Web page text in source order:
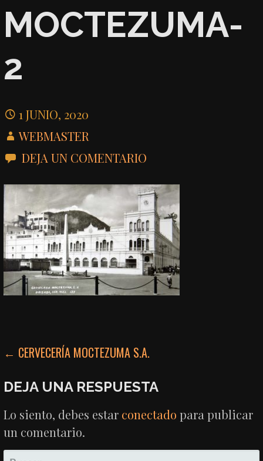
MOCTEZUMA-
2
1 JUNIO, 2020
WEBMASTER
DEJA UN COMENTARIO
NAVEGACIÓN
DE
ENTRADAS
← CERVECERÍA MOCTEZUMA S.A.
DEJA UNA RESPUESTA
Lo siento, debes estar conectado para publicar
un comentario.
BUSCAR: